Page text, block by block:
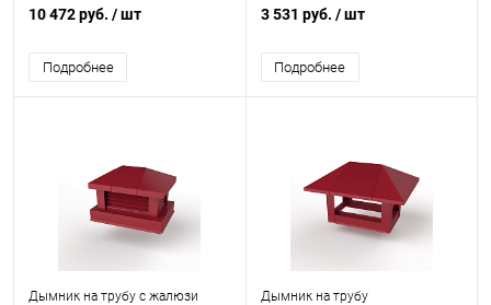
покрытием до 2400мм RAL
10 472 руб. / шт
Подробнее
покрытием до 1600мм RAL
3 531 руб. / шт
Подробнее
Дымник на трубу с жалюзи
Дымник на трубу